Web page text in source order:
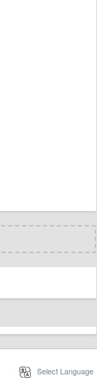
Select Language